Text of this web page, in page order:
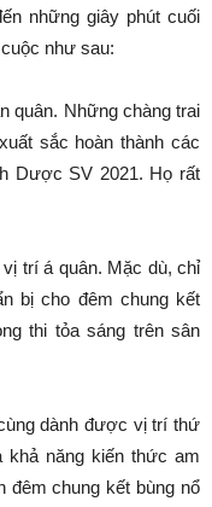
những giây phút cuối
như sau:
quân. Những chàng trai
sắc hoàn thành các
Dược SV 2021. Họ rất
trí á quân. Mặc dù, chỉ
bị cho đêm chung kết
thi tỏa sáng trên sân
dành được vị trí thứ
khả năng kiến thức am
đêm chung kết bùng nổ